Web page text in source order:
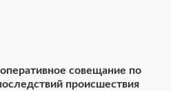
совещание по
происшествия